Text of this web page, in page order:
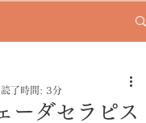
ーダセラピス
読了時間: 3分